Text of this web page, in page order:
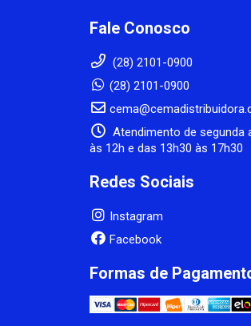
Fale Conosco
(28) 2101-0900
(28) 2101-0900
Atendimento de segunda
às 12h e das 13h30 às 17h30
Redes Sociais
Instagram
Facebook
Formas de